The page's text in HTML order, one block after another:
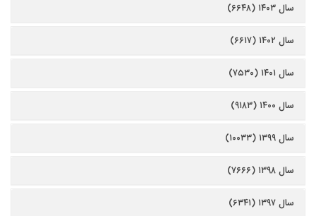
سال ۱۴۰۳ (۶۶۴۸)
سال ۱۴۰۲ (۶۶۱۷)
سال ۱۴۰۱ (۷۵۳۰)
سال ۱۴۰۰ (۹۱۸۳)
سال ۱۳۹۹ (۱۰۰۳۳)
سال ۱۳۹۸ (۷۶۶۶)
سال ۱۳۹۷ (۶۳۴۱)